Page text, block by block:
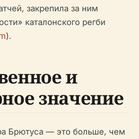
закрепила за ним
каталонского регби
).
и
значение
Брютуса — это больше, чем